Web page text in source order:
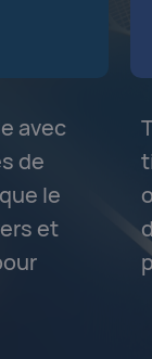
avec
de
le
et